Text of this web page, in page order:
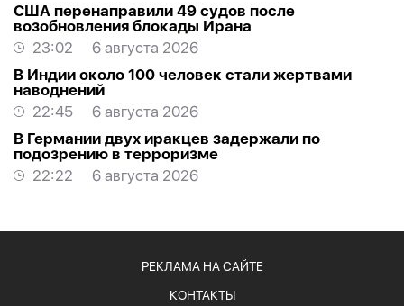
США перенаправили 49 судов после
возобновления блокады Ирана
23:02
6 августа 2026
В Индии около 100 человек стали жертвами
наводнений
22:45
6 августа 2026
В Германии двух иракцев задержали по
подозрению в терроризме
22:22
6 августа 2026
РЕКЛАМА НА САЙТЕ
КОНТАКТЫ